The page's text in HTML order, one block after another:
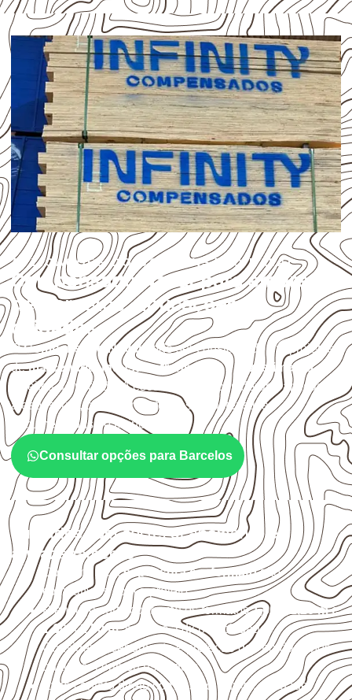
APLICAÇÕES DO COMPENSADO NAVAL
Compensado Naval para empresas
de Barcelos: aplicações e
cuidados
OCompensado Navalpode ser considerado em projetos
demarcenaria, indústria, transporte e revestimento
sujeitos à umidade. A escolha deve considerar a aplicação,
a espessura, o acabamento e as características
documentadas do painel.
Consultar opções para Barcelos
Cuidados com corte, acabamento e
armazenamento
Confirme se aespessura e o formatosão
compatíveis com o projeto.
Planeje o corte conforme os formatos1,60 × 2,20 m e
1,60 × 2,50 m, sujeitos à disponibilidade.
Considere acabamento e proteção das bordas após
qualquer corte ou usinagem.
Evite contato direto com o solo, chuva, umidade